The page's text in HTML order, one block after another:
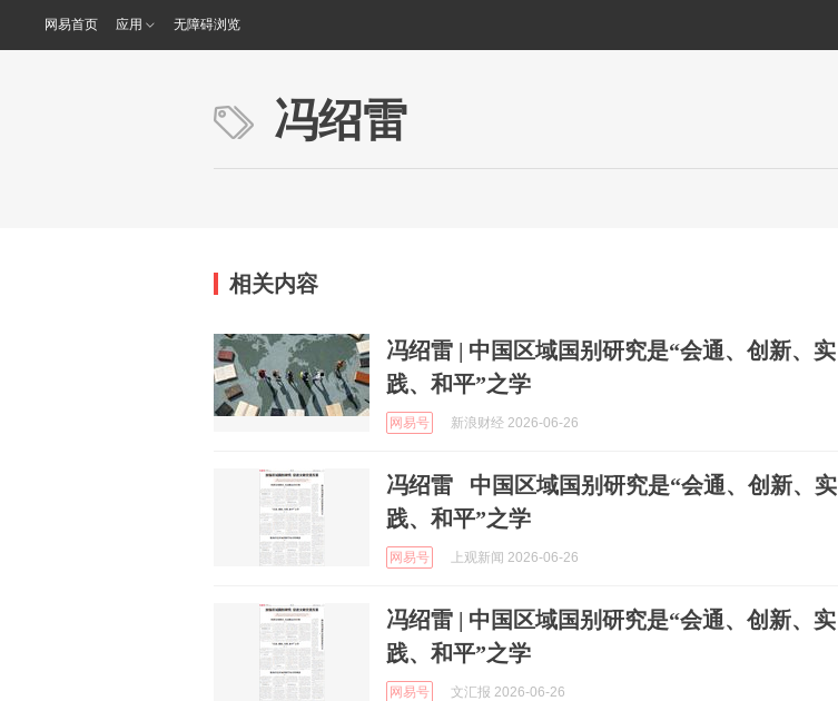
网易首页 应用 无障碍浏览
冯绍雷
相关内容
冯绍雷 | 中国区域国别研究是“会通、创新、实
践、和平”之学
网易号 新浪财经 2026-06-26
冯绍雷 中国区域国别研究是“会通、创新、实
践、和平”之学
网易号 上观新闻 2026-06-26
冯绍雷 | 中国区域国别研究是“会通、创新、实
践、和平”之学
网易号 文汇报 2026-06-26